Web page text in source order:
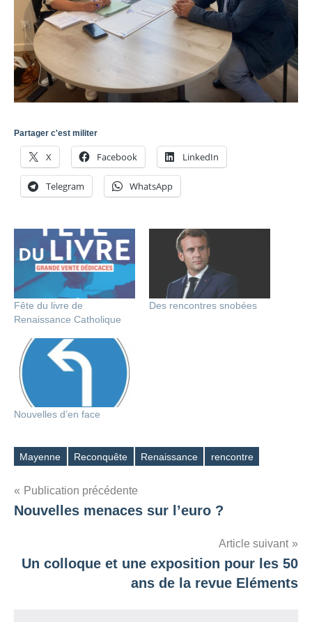
Partager c'est militer
X Facebook LinkedIn
Telegram WhatsApp
Fête du livre de
Renaissance Catholique
Des rencontres snobées
Nouvelles d’en face
Étiquettes
Mayenne Reconquête Renaissance rencontre
Navigation
de
Publication précédente
Nouvelles menaces sur l’euro ?
Article suivant
Un colloque et une exposition pour les 50
ans de la revue Eléments